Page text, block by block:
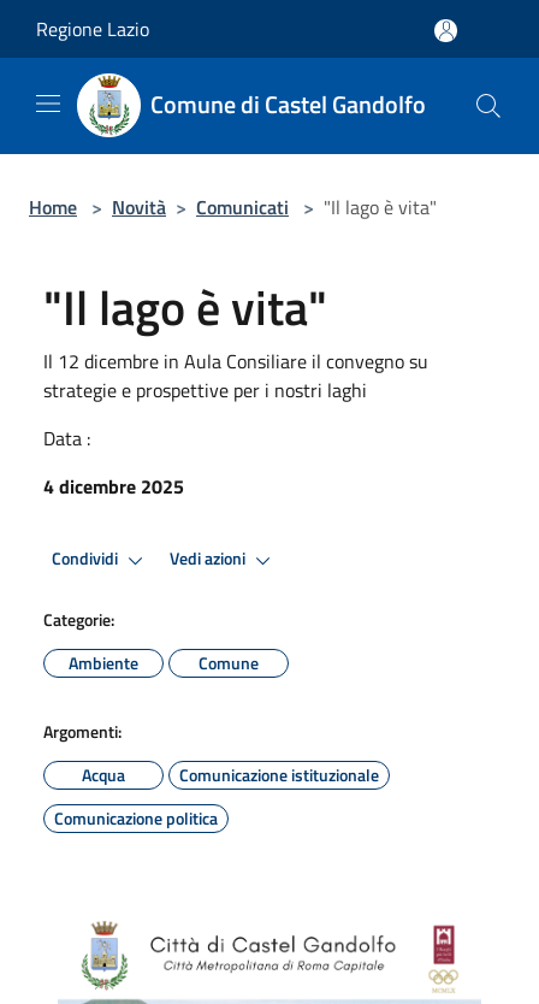
Regione Lazio
Comune di Castel Gandolfo
Home > Novità > Comunicati > "Il lago è vita"
"Il lago è vita"
Il 12 dicembre in Aula Consiliare il convegno su
strategie e prospettive per i nostri laghi
Data :
4 dicembre 2025
Condividi Vedi azioni
Categorie:
Ambiente
Comune
Argomenti:
Acqua
Comunicazione istituzionale
Comunicazione politica